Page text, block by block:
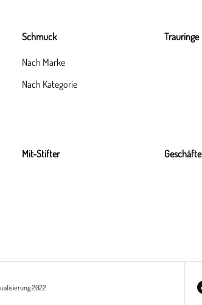
Schmuck
Nach Marke
Nach Kategorie
Trauringe
Mit-Stifter Geschäfte
2022